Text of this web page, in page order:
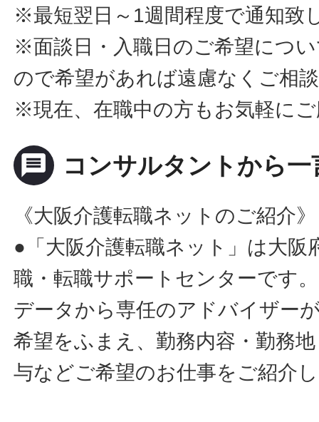
※最短翌日～1週間程度で通知致
※面談日・入職日のご希望につ
ので希望があれば遠慮なくご相
※現在、在職中の方もお気軽に
message コンサルタントから一
《大阪介護転職ネットのご紹介》
●「大阪介護転職ネット」は大阪
職・転職サポートセンターです
データから専任のアドバイザー
希望をふまえ、勤務内容・勤務
与などご希望のお仕事をご紹介